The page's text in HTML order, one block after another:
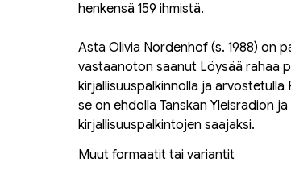
henkensä 159 ihmistä.
Asta Olivia Nordenhof (s. 1988) on
vastaanoton saanut Löysää rahaa
kirjallisuuspalkinnolla ja arvostetulla
se on ehdolla Tanskan Yleisradion
kirjallisuuspalkintojen saajaksi.
Muut formaatit tai variantit